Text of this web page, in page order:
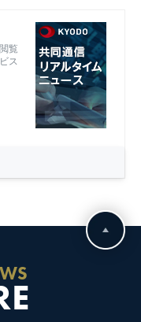
覧
ス